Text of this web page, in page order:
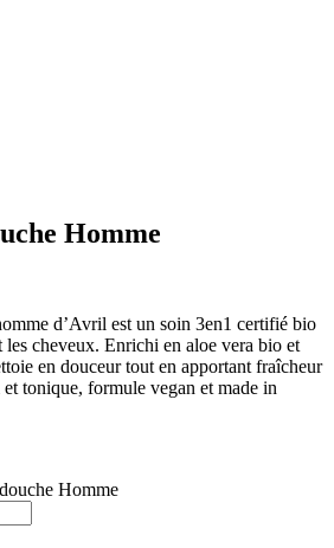
Homme
d’Avril est un soin 3en1 certifié bio
les cheveux. Enrichi en aloe vera bio et
en douceur tout en apportant fraîcheur
tonique, formule vegan et made in
Homme